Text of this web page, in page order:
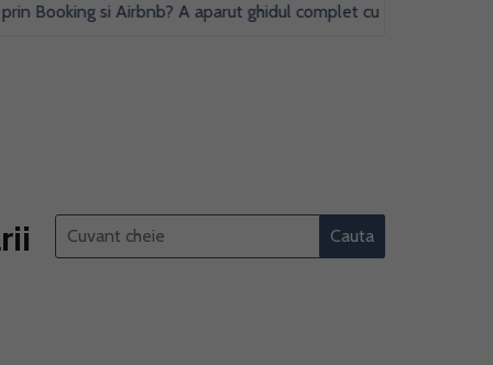
si Airbnb? A aparut ghidul complet cu obligatii fiscale si